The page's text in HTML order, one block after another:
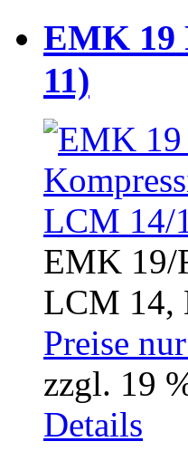
EMK 19
11)
EMK 19/
LCM 14,
Preise
zzgl. 19
Details